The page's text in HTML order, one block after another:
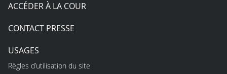
ACCÉDER À LA COUR
CONTACT PRESSE
USAGES
Règles d’utilisation du site